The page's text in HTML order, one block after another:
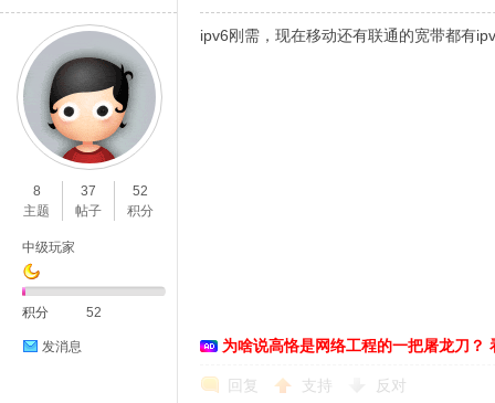
8
主题
37
帖子
52
积分
中级玩家
积分 52
发消息
ipv6刚需，现在移动还有联通的宽带都有
为啥说高恪是网络工程的一把屠龙刀？
回复 支持 反对